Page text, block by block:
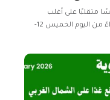
متقلبًا على أغلب
مناطق البلاد خلال الأيام الثلاثة القادمة، ابتداءً من اليوم الخميس 12-